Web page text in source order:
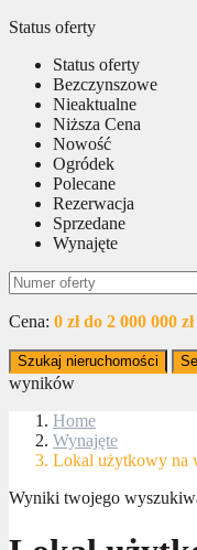
Status oferty
Status oferty
Bezczynszowe
Nieaktualne
Niższa Cena
Nowość
Ogródek
Polecane
Rezerwacja
Sprzedane
Wynajęte
Cena: 0 zł do 2 000 000 zł
Szukaj nieruchomości
wyników
Home
Wynajęte
Lokal użytkowy na
Wyniki twojego